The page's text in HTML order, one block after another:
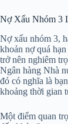
Nợ Xấu Nhóm 3
Nợ xấu nhóm 3,
khoản nợ quá
trở nên nghiêm
Ngân hàng Nhà
đó có nghĩa là
khoảng thời gian
Một điểm quan